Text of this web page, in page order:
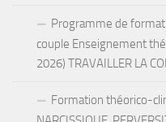
Programme de
couple Enseignement
2026) TRAVAILLER LA
Formation théorico-